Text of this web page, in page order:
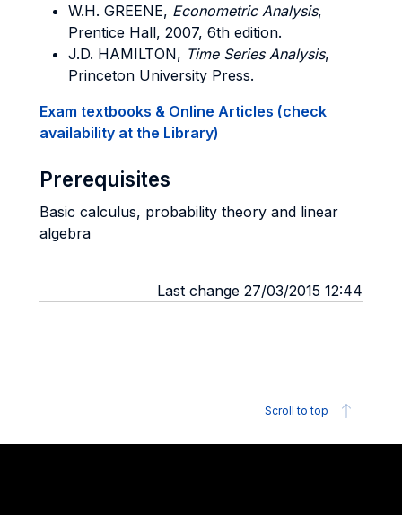
W.H. GREENE, Econometric Analysis,
Prentice Hall, 2007, 6th edition.
J.D. HAMILTON, Time Series Analysis,
Princeton University Press.
Exam textbooks & Online Articles (check
availability at the Library)
Prerequisites
Basic calculus, probability theory and linear
algebra
Last change 27/03/2015 12:44
Scroll to top